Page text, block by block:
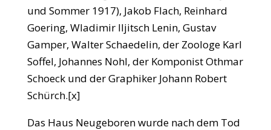
und Sommer 1917), Jakob Flach, Reinhard
Goering, Wladimir Iljitsch Lenin, Gustav
Gamper, Walter Schaedelin, der Zoologe Karl
Soffel, Johannes Nohl, der Komponist Othmar
Schoeck und der Graphiker Johann Robert
Schürch.[x]
Das Haus Neugeboren wurde nach dem Tod